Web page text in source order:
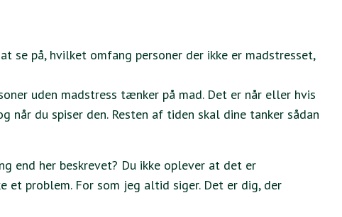
på, hvilket omfang personer der ikke er madstresset,
uden madstress tænker på mad. Det er når eller hvis
du spiser den. Resten af tiden skal dine tanker sådan
end her beskrevet? Du ikke oplever at det er
et problem. For som jeg altid siger. Det er dig, der